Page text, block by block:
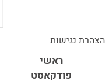
הצהרת נגישות
ראשי
פודקאסט